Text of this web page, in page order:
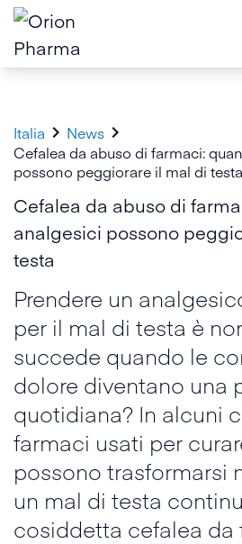
Italia  News 
Cefalea da abuso di farmaci:
possono peggiorare il mal di testa
Cefalea da abuso di
analgesici possono
testa
Prendere un
per il mal di testa è
succede quando le
dolore diventano una
quotidiana? In alcuni
farmaci usati per
possono trasformarsi
un mal di testa
cosiddetta cefalea da